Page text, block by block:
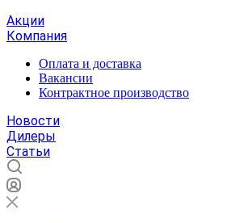
Акции
Компания
Оплата и доставка
Вакансии
Контрактное производство
Новости
Дилеры
Статьи